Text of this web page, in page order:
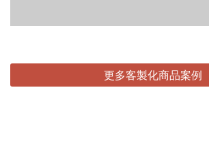
更多客製化商品案例